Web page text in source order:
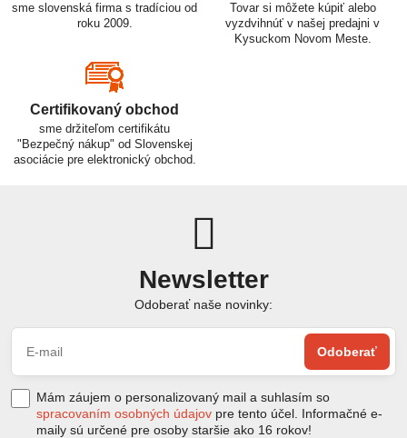
sme slovenská firma s tradíciou od
roku 2009.
Tovar si môžete kúpiť alebo
vyzdvihnúť v našej predajni v
Kysuckom Novom Meste.
Certifikovaný obchod
sme držiteľom certifikátu
"Bezpečný nákup" od Slovenskej
asociácie pre elektronický obchod.
Newsletter
Odoberať naše novinky:
Odoberať
Mám záujem o personalizovaný mail a suhlasím so
spracovaním osobných údajov pre tento účel. Informačné e-
maily sú určené pre osoby staršie ako 16 rokov!